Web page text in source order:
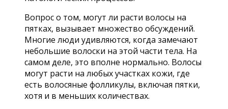
Вопрос о том, могут ли расти волосы на
пятках, вызывает множество обсуждений.
Многие люди удивляются, когда замечают
небольшие волоски на этой части тела. На
самом деле, это вполне нормально. Волосы
могут расти на любых участках кожи, где
есть волосяные фолликулы, включая пятки,
хотя и в меньших количествах.